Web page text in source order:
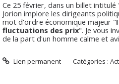
Ce 25 février, dans un billet intitulé
Jorion implore les dirigeants
mot d'ordre économique majeur "
fluctuations des prix". Je vous
de la part d'un homme calme et
Lien permanent Catégories :